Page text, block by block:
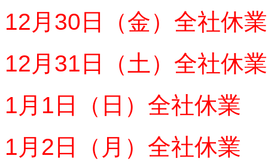
12月30日（金）全社休業
12月31日（土）全社休業
1月1日（日）全社休業
1月2日（月）全社休業